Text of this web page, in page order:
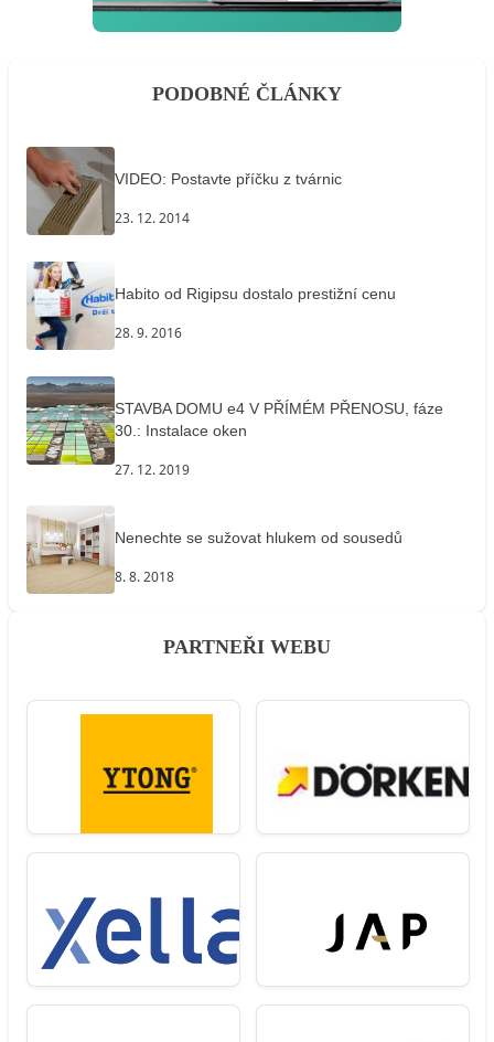
PODOBNÉ ČLÁNKY
VIDEO: Postavte příčku z tvárnic
23. 12. 2014
Habito od Rigipsu dostalo prestižní cenu
28. 9. 2016
STAVBA DOMU e4 V PŘÍMÉM PŘENOSU, fáze
30.: Instalace oken
27. 12. 2019
Nenechte se sužovat hlukem od sousedů
8. 8. 2018
PARTNEŘI WEBU